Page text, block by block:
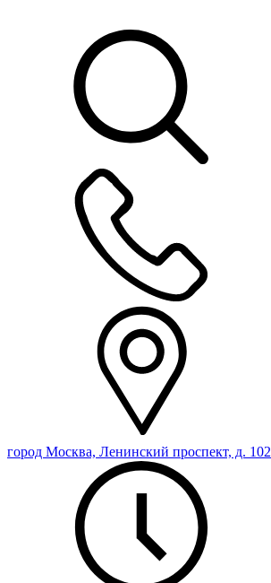
город Москва, Ленинский проспект, д. 102